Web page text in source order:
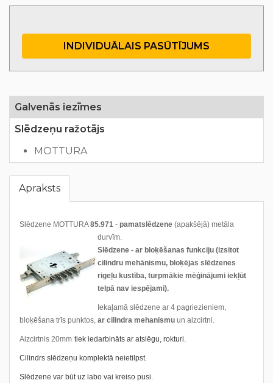
INDIVIDUĀLAIS PASŪTĪJUMS
Galvenās iezīmes
Slēdzeņu ražotājs
MOTTURA
Apraksts
Slēdzene MOTTURA85.971 - pamatslēdzene (apakšējā) metāla
durvīm.
Slēdzene- ar bloķēšanas funkciju (izsitot
cilindru mehānismu, bloķējas slēdzenes
rigeļu kustība, turpmākie mēģinājumi iekļūt
telpā nav iespējami).
Iekaļamā slēdzenear 4 pagriezieniem,
bloķēšana trīs punktos, ar cilindra mehanismu un aizcirtni.
Aizcirtnis 20mm tiek iedarbināts ar atslēgu, rokturi.
Cilindrs slēdzeņu komplektā neietilpst.
Slēdzene var būt uz labo vai kreiso pusi.